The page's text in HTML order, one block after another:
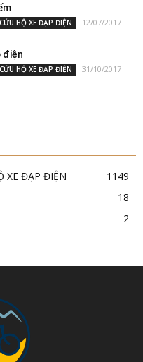
HỘ XE ĐẠP ĐIỆN 12/07/2017
điện
HỘ XE ĐẠP ĐIỆN 31/10/2017
XE ĐẠP ĐIỆN
1149
18
2